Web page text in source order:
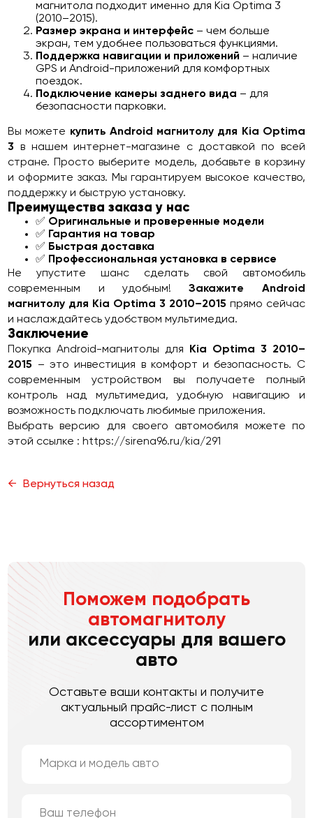
магнитола подходит именно для Kia Optima 3
(2010–2015).
Размер экрана и интерфейс – чем больше
экран, тем удобнее пользоваться функциями.
Поддержка навигации и приложений – наличие
GPS и Android-приложений для комфортных
поездок.
Подключение камеры заднего вида – для
безопасности парковки.
Вы можете купить Android магнитолу для Kia Optima
3 в нашем интернет-магазине с доставкой по всей
стране. Просто выберите модель, добавьте в корзину
и оформите заказ. Мы гарантируем высокое качество,
поддержку и быструю установку.
Преимущества заказа у нас
✅ Оригинальные и проверенные модели
✅ Гарантия на товар
✅ Быстрая доставка
✅ Профессиональная установка в сервисе
Не упустите шанс сделать свой автомобиль
современным и удобным!Закажите Android
магнитолу для Kia Optima 3 2010–2015 прямо сейчас
и наслаждайтесь удобством мультимедиа.
Заключение
Покупка Android-магнитолы для
Kia Optima 3 2010–
2015 – это инвестиция в комфорт и безопасность. С
современным устройством вы получаете полный
контроль над мультимедиа, удобную навигацию и
возможность подключать любимые приложения.
Выбрать версию для своего автомобиля можете по
этой ссылке : https://sirena96.ru/kia/291
Вернуться назад
Поможем подобрать
автомагнитолу
или аксессуары для вашего
авто
Оставьте ваши контакты и получите
актуальный прайс-лист с полным
ассортиментом